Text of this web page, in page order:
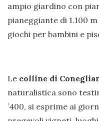
ampio giardino con
pianeggiante di 1.100
giochi per bambini e
Le colline di
naturalistica sono
’400, si esprime ai